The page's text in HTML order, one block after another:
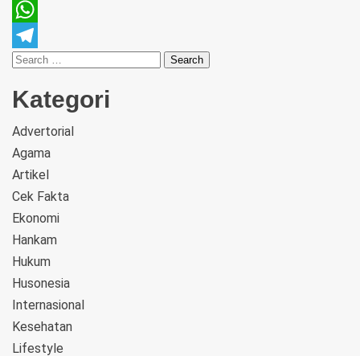
Pinterest
WhatsApp
Telegram
Kategori
Advertorial
Agama
Artikel
Cek Fakta
Ekonomi
Hankam
Hukum
Husonesia
Internasional
Kesehatan
Lifestyle